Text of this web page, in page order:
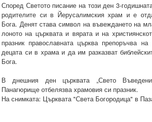
Според Светото писание на този ден 3-
родителите си в Йерусалимския храм и е
Бога. Денят става символ на въвеждането на
лоното на църквата и вярата и на
празник православната църква препоръчва
децата си в храма и да им разказват
Бога.
В днешния ден църквата „Свето
Панагюрище отбелязва храмовия си празник.
На снимката: Църквата "Света Богородица" в